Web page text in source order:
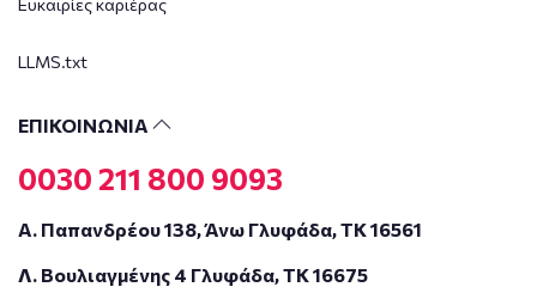
Ευκαιρίες καριέρας
LLMS.txt
ΕΠΙΚΟΙΝΩΝΙΑ
0030 211 800 9093
Α. Παπανδρέου 138, Άνω Γλυφάδα, ΤΚ 16561
Λ. Βουλιαγμένης 4 Γλυφάδα, ΤΚ 16675